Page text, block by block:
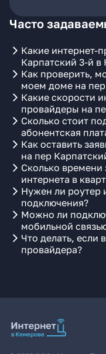
Часто
Какие интернет-
Карпатский 3-й в
Как проверить,
моем доме на
Какие скорости
провайдеры на
Сколько стоит
абонентская
Как оставить
на пер
Сколько
интернета в
Нужен ли роутер
подключения?
Можно ли
мобильной
Что делать, если
провайдера?